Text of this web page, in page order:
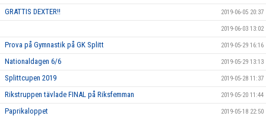
GRATTIS DEXTER!! 2019-06-05 20:37
2019-06-03 13:02
Prova på Gymnastik på GK Splitt 2019-05-29 16:16
Nationaldagen 6/6 2019-05-29 13:13
Splittcupen 2019 2019-05-28 11:37
Rikstruppen tävlade FINAL på Riksfemman 2019-05-20 11:44
Paprikaloppet 2019-05-18 22:50